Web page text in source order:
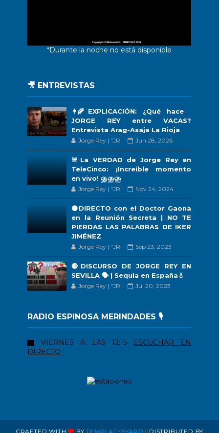
*Durante la noche no está disponible
🎥 ENTREVISTAS
👨‍🌾EXPLICACIÓN: ¿Qué hace
JORGE REY entre VACAS?
Entrevista Arag-Asaja La Rioja
Jorge Rey | "JR" Jun 28, 2026
🚨La VERDAD de Jorge Rey en
TeleCinco: ¡Increíble momento
en vivo! ⛈️⛈️⛈️
Jorge Rey | "JR" Nov 24, 2024
🟠DIRECTO con el Doctor Gaona
en la Reunión Secreta | NO TE
PIERDAS LAS PALABRAS DE IKER
JIMÉNEZ
Jorge Rey | "JR" Sep 23, 2023
🔴DISCURSO DE JORGE REY EN
SEVILLA 🗣 | Sequía en España💧
Jorge Rey | "JR" Jul 20, 2023
RADIO ESPINOSA MERINDADES 🎙️
VIERNES A LAS 12:15
ESCUCHAR EN
DIRECTO
CRAFTED WITH BYTEMPLATESYARD | DISTRIBUTED BY